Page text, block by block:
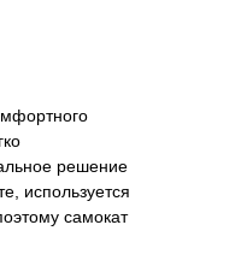
решение
используется
самокат